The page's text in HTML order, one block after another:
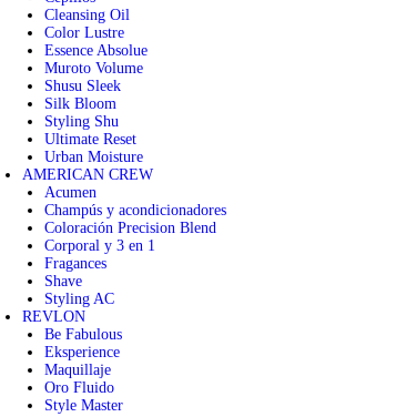
Cleansing Oil
Color Lustre
Essence Absolue
Muroto Volume
Shusu Sleek
Silk Bloom
Styling Shu
Ultimate Reset
Urban Moisture
AMERICAN CREW
Acumen
Champús y acondicionadores
Coloración Precision Blend
Corporal y 3 en 1
Fragances
Shave
Styling AC
REVLON
Be Fabulous
Eksperience
Maquillaje
Oro Fluido
Style Master